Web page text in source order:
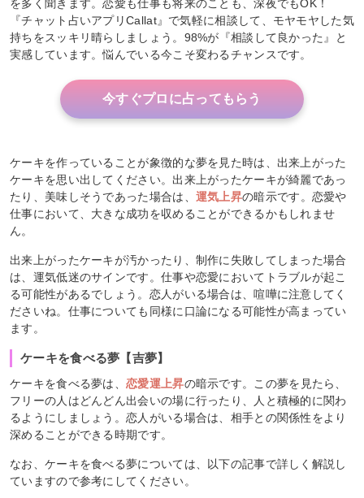
を多く聞きます。恋愛も仕事も将来のことも、深夜でもOK！
『チャット占いアプリCallat』で気軽に相談して、モヤモヤした気
持ちをスッキリ晴らしましょう。98%が『相談して良かった』と
実感しています。悩んでいる今こそ変わるチャンスです。
今すぐプロに占ってもらう
ケーキを作っていることが象徴的な夢を見た時は、出来上がった
ケーキを思い出してください。出来上がったケーキが綺麗であっ
たり、美味しそうであった場合は、 運気上昇の暗示です。恋愛や
仕事において、大きな成功を収めることができるかもしれませ
ん。
出来上がったケーキが汚かったり、制作に失敗してしまった場合
は、運気低迷のサインです。仕事や恋愛においてトラブルが起こ
る可能性があるでしょう。恋人がいる場合は、喧嘩に注意してく
ださいね。仕事についても同様に口論になる可能性が高まってい
ます。
ケーキを食べる夢【吉夢】
ケーキを食べる夢は、 恋愛運上昇の暗示です。この夢を見たら、
フリーの人はどんどん出会いの場に行ったり、人と積極的に関わ
るようにしましょう。恋人がいる場合は、相手との関係性をより
深めることができる時期です。
なお、ケーキを食べる夢については、以下の記事で詳しく解説し
ていますので参考にしてください。